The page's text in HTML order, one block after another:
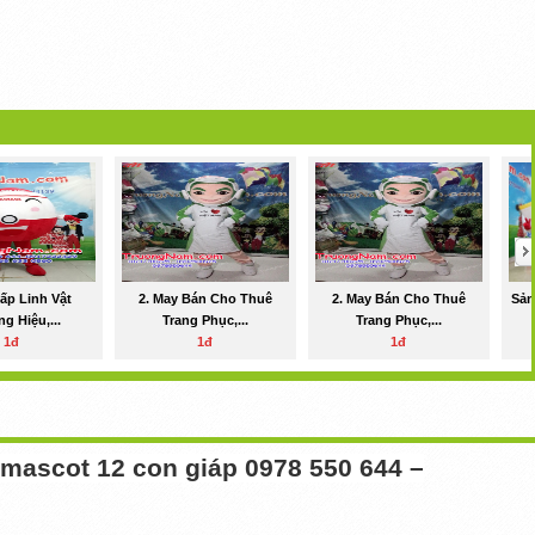
Linh Vật
Hiệu,...
1đ
2. May Bán Cho Thuê
Trang Phục,...
1đ
2. May Bán Cho Thuê
Trang Phục,...
1đ
12 con giáp 0978 550 644 –